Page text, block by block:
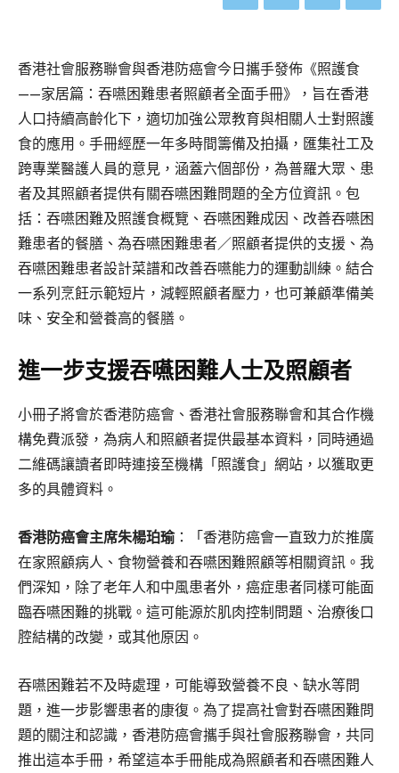
香港社會服務聯會與香港防癌會今日攜手發佈《照護食
——家居篇：吞嚥困難患者照顧者全面手冊》，旨在香港
人口持續高齡化下，適切加強公眾教育與相關人士對照護
食的應用。手冊經歷一年多時間籌備及拍攝，匯集社工及
跨專業醫護人員的意見，涵蓋六個部份，為普羅大眾、患
者及其照顧者提供有關吞嚥困難問題的全方位資訊。包
括：吞嚥困難及照護食概覽、吞嚥困難成因、改善吞嚥困
難患者的餐膳、為吞嚥困難患者／照顧者提供的支援、為
吞嚥困難患者設計菜譜和改善吞嚥能力的運動訓練。結合
一系列烹飪示範短片，減輕照顧者壓力，也可兼顧準備美
味、安全和營養高的餐膳。
進一步支援吞嚥困難人士及照顧者
小冊子將會於香港防癌會、香港社會服務聯會和其合作機
構免費派發，為病人和照顧者提供最基本資料，同時通過
二維碼讓讀者即時連接至機構「照護食」網站，以獲取更
多的具體資料。
香港防癌會主席朱楊珀瑜：「香港防癌會一直致力於推廣
在家照顧病人、食物營養和吞嚥困難照顧等相關資訊。我
們深知，除了老年人和中風患者外，癌症患者同樣可能面
臨吞嚥困難的挑戰。這可能源於肌肉控制問題、治療後口
腔結構的改變，或其他原因。
吞嚥困難若不及時處理，可能導致營養不良、缺水等問
題，進一步影響患者的康復。為了提高社會對吞嚥困難問
題的關注和認識，香港防癌會攜手與社會服務聯會，共同
推出這本手冊，希望這本手冊能成為照顧者和吞嚥困難人